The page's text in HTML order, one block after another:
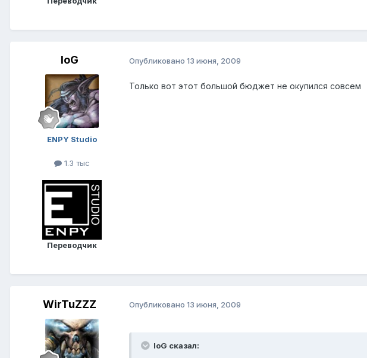
IoG
ENPY Studio
1.3 тыс
Переводчик
Опубликовано 13 июня, 2009
Только вот этот большой бюджет не окупился совсем
WirTuZZZ Опубликовано 13 июня, 2009
IoG сказал: